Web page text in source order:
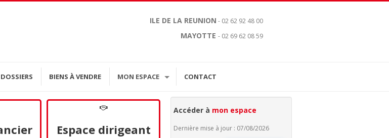
ILE DE LA REUNION - 02 62 92 48 00
MAYOTTE- 02 69 62 08 59
DOSSIERS BIENS À VENDRE MON ESPACE CONTACT
Accéder à mon espace
Dernière mise à jour : 07/08/2026
Espace dirigeant